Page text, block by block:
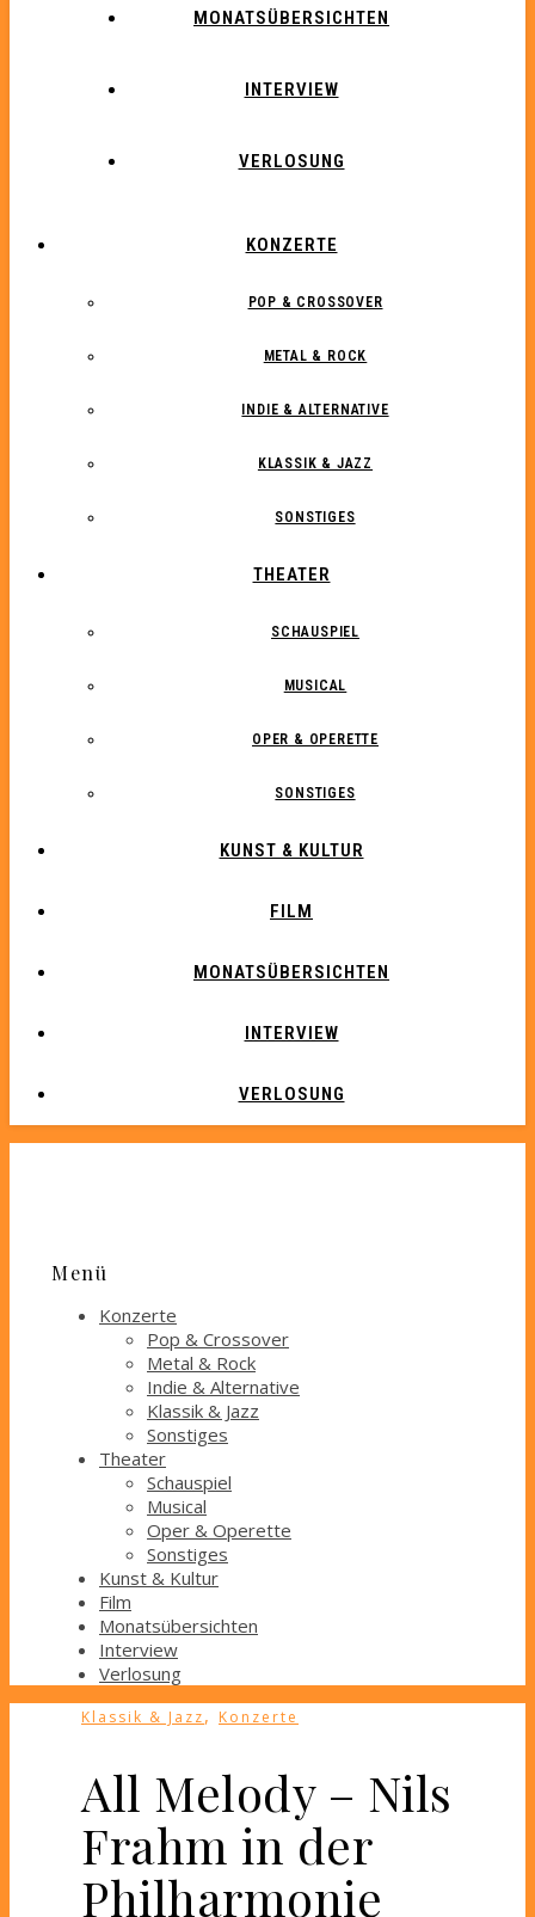
MONATSÜBERSICHTEN
INTERVIEW
VERLOSUNG
KONZERTE
POP & CROSSOVER
METAL & ROCK
INDIE & ALTERNATIVE
KLASSIK & JAZZ
SONSTIGES
THEATER
SCHAUSPIEL
MUSICAL
OPER & OPERETTE
SONSTIGES
KUNST & KULTUR
FILM
MONATSÜBERSICHTEN
INTERVIEW
VERLOSUNG
Menü
Konzerte
Pop & Crossover
Metal & Rock
Indie & Alternative
Klassik & Jazz
Sonstiges
Theater
Schauspiel
Musical
Oper & Operette
Sonstiges
Kunst & Kultur
Film
Monatsübersichten
Interview
Verlosung
Klassik & Jazz, Konzerte
All Melody – Nils
Frahm in der
Philharmonie